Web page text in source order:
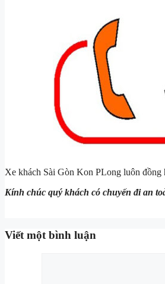
Xe khách Sài Gòn Kon PLong luôn đồng
Kính chúc quý khách có chuyến đi an
Viết một bình luận